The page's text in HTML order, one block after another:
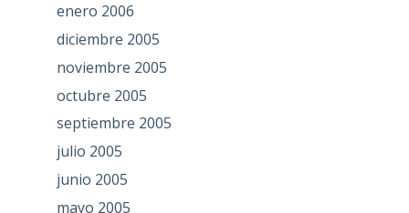
enero 2006
diciembre 2005
noviembre 2005
octubre 2005
septiembre 2005
julio 2005
junio 2005
mayo 2005